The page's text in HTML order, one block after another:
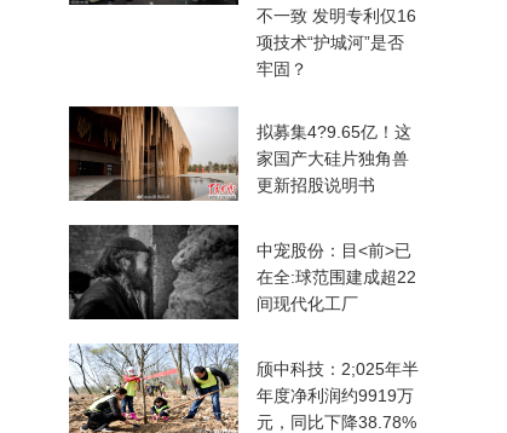
不一致 发明专利仅16
项技术“护城河”是否
牢固？
拟募集4?9.65亿！这
家国产大硅片独角兽
更新招股说明书
中宠股份：目<前>已
在全:球范围建成超22
间现代化工厂
颀中科技：2;025年半
年度净利润约9919万
元，同比下降38.78%